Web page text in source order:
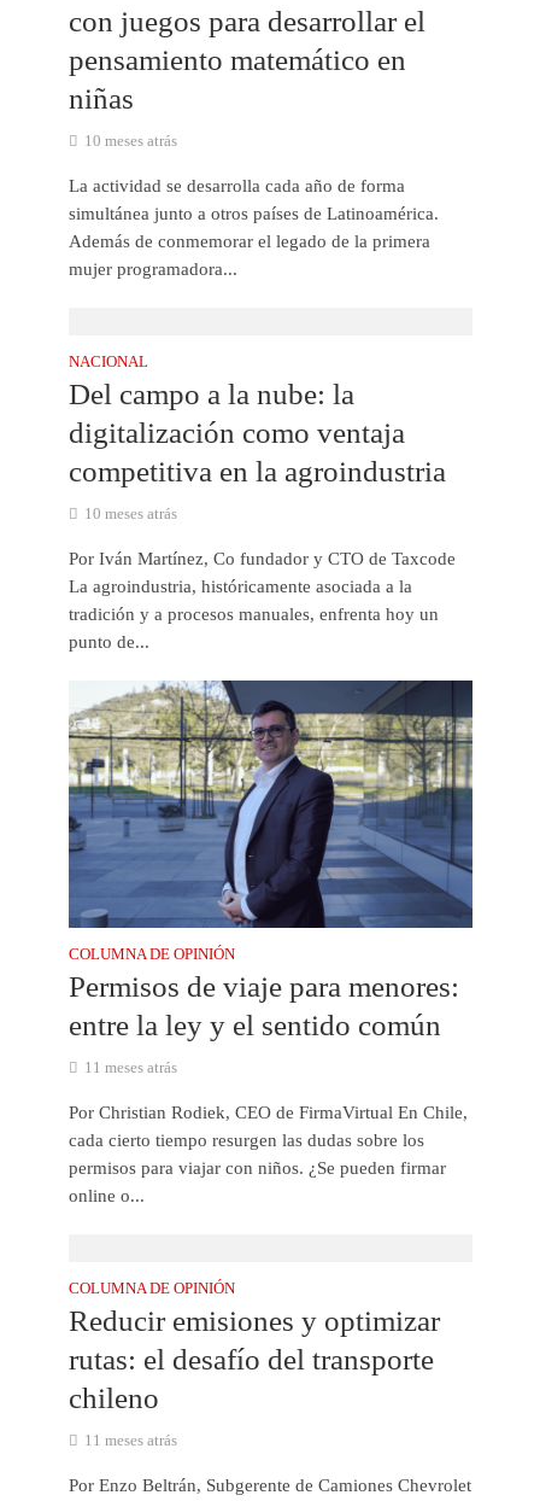
con juegos para desarrollar el
pensamiento matemático en
niñas
10 meses atrás
La actividad se desarrolla cada año de forma
simultánea junto a otros países de Latinoamérica.
Además de conmemorar el legado de la primera
mujer programadora...
NACIONAL
Del campo a la nube: la
digitalización como ventaja
competitiva en la agroindustria
10 meses atrás
Por Iván Martínez, Co fundador y CTO de Taxcode
La agroindustria, históricamente asociada a la
tradición y a procesos manuales, enfrenta hoy un
punto de...
COLUMNA DE OPINIÓN
Permisos de viaje para menores:
entre la ley y el sentido común
11 meses atrás
Por Christian Rodiek, CEO de FirmaVirtual En Chile,
cada cierto tiempo resurgen las dudas sobre los
permisos para viajar con niños. ¿Se pueden firmar
online o...
COLUMNA DE OPINIÓN
Reducir emisiones y optimizar
rutas: el desafío del transporte
chileno
11 meses atrás
Por Enzo Beltrán, Subgerente de Camiones Chevrolet